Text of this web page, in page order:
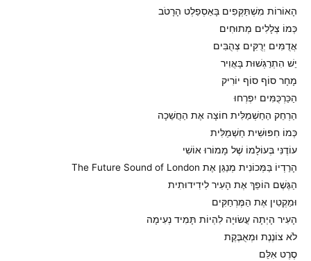
הָאוֹרוֹת מִשְׁתַּקְּפִים בָּאַסְפַלְט הָרָטֹב
כְּמוֹ צְלָלִים מְתוּחִים
אֲדֻמִּים יְרֻקִּים צְהֻבִּים
יֵשׁ הִתְרַגְּשׁוּת בָּאֲוִיר
מָחָר סוֹף סוֹף יוֹרִיק
הַכַּרְכֻּמִּים יִפְרְחוּ
הַרְחֵק הַחַשְׁמַלִּית חוֹצָה אֶת הַחֲשֵׁכָה
כְּמוֹ חִפּוּשִׁית חַשְׁמַלִּית
עוֹדֶנִּי בְּעוֹלָמוֹ שֶׁל מָמוֹרוּ אוֹשִׁי
הָרַדְיוֹ בַּמְּכוֹנִית מְנַגֵּן אֶת The Future Sound of London
הַגֶּשֶׁם הוֹפֵךְ אֶת הָעִיר לִידִידוּתִית
וּמַקְטִין אֶת הַמֶּרְחַקִּים
הָעִיר הָיְתָה עֲשׂוּיָה לִהְיוֹת תָּמִיד נְעִימָה
לֹא צוֹנֶנֶת וּמְאֻבֶּקֶת
סֶרֶט אִלֵּם